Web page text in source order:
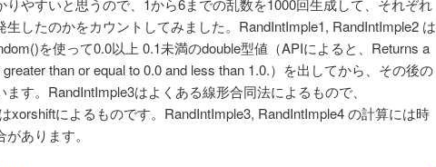
りやすいと思うので、1から6までの乱数を1000回生成して、それぞれ
生したのかをカウントしてみました。RandIntImple1, RandIntImple2 は
を使って0.0以上 0.1未満のdouble型値（APIによると、Returns a
than or equal to 0.0 and less than 1.0.）を出してから、その後の
す。RandIntImple3はよくある線形合同法によるもので、
xorshiftによるものです。RandIntImple3, RandIntImple4 の計算には時
あります。